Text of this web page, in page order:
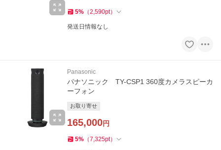
5% （2,590pt）
発送日情報なし
Panasonic
パナソニック TY-CSP1 360度カメラスピーカ
ーフォン
お取り寄せ
165,000円
5% （7,325pt）